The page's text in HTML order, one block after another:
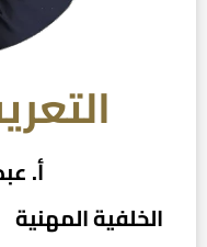
أ.
الخلفية المهنية